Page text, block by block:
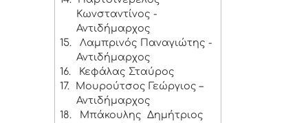
Κωνσταντίνος -
Αντιδήμαρχος
15.
Λαμπρινός Παναγιώτης -
Αντιδήμαρχος
16.
Κεφάλας Σταύρος
17.
Μουρούτσος Γεώργιος –
Αντιδήμαρχος
18.
Μπάκουλης Δημήτριος